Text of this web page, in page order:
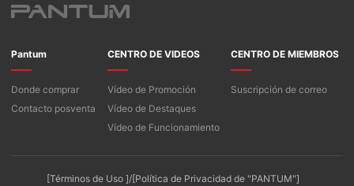
Pantum
Donde comprar
Contacto posventa
CENTRO DE VIDEOS
Vídeo de Promoción
Vídeo de Destaques
Vídeo de Funcionamiento
CENTRO DE MIEMBROS
Suscripción de correo
[Términos de Uso ]/[Política de Privacidad de "PANTUM"]